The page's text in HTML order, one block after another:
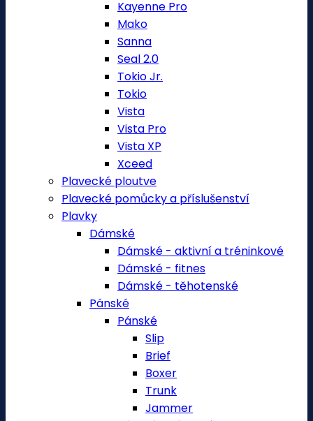
Kayenne Pro
Mako
Sanna
Seal 2.0
Tokio Jr.
Tokio
Vista
Vista Pro
Vista XP
Xceed
Plavecké ploutve
Plavecké pomůcky a příslušenství
Plavky
Dámské
Dámské - aktivní a tréninkové
Dámské - fitnes
Dámské - těhotenské
Pánské
Pánské
Slip
Brief
Boxer
Trunk
Jammer